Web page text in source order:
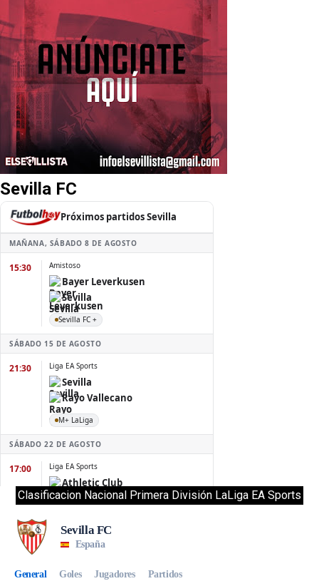
Sevilla FC
Clasificacion Nacional Primera División LaLiga EA Sports